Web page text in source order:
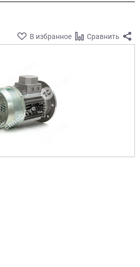
В избранное Сравнить